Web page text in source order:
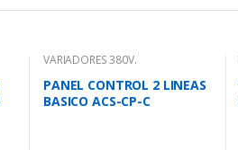
VARIADORES 380V.
PANEL CONTROL 2 LINEAS
BASICO ACS-CP-C